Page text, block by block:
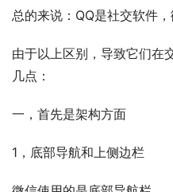
总的来说：QQ是社交软件，
由于以上区别，导致它们在
几点：
一，首先是架构方面
1，底部导航和上侧边栏